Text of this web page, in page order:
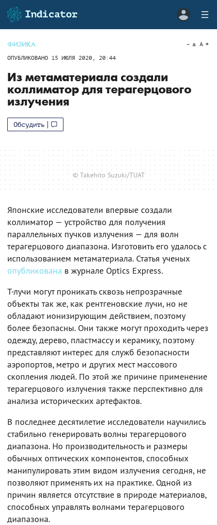
ФИЗИКА
ОПУБЛИКОВАНО 15 ИЮЛЯ 2020, 20:44
a A
Из метаматериала создали
коллиматор для терагерцового
излучения
Обсудить
© Takehito Suzuki/TUAT
Японские исследователи впервые создали
коллиматор — устройство для получения
параллельных пучков излучения — для волн
терагерцового диапазона. Изготовить его удалось с
использованием метаматериала. Статья ученых
опубликована в журнале Optics Express.
Т-лучи могут проникать сквозь непрозрачные
объекты так же, как рентгеновские лучи, но не
обладают ионизирующим действием, поэтому
более безопасны. Они также могут проходить через
одежду, дерево, пластмассу и керамику, поэтому
представляют интерес для служб безопасности
аэропортов, метро и других мест массового
скопления людей. По этой же причине применение
терагерцового излучения также перспективно для
анализа исторических артефактов.
В последнее десятилетие исследователи научились
стабильно генерировать волны терагерцового
диапазона. Но производительность и размеры
обычных оптических компонентов, способных
манипулировать этим видом излучения сегодня, не
позволяют применять их на практике. Одной из
причин является отсутствие в природе материалов,
способных управлять волнами терагерцового
диапазона.